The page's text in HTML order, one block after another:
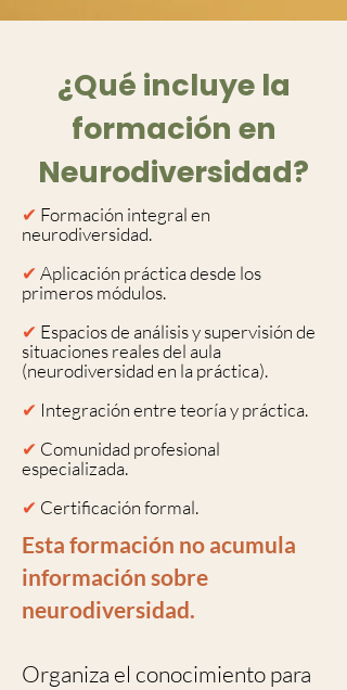
¿Qué incluye la
formación en
Neurodiversidad?
✔ Formación integral en
neurodiversidad.
✔ Aplicación práctica desde los
primeros módulos.
✔ Espacios de análisis y supervisión de
situaciones reales del aula
(neurodiversidad en la práctica).
✔ Integración entre teoría y práctica.
✔ Comunidad profesional
especializada.
✔ Certificación formal.
Esta formación no acumula
información sobre
neurodiversidad.
Organiza el conocimiento para